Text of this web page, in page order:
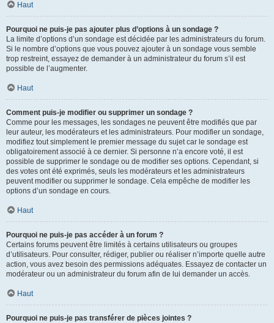
Haut
Pourquoi ne puis-je pas ajouter plus d’options à un sondage ?
La limite d’options d’un sondage est décidée par les administrateurs du forum.
Si le nombre d’options que vous pouvez ajouter à un sondage vous semble
trop restreint, essayez de demander à un administrateur du forum s’il est
possible de l’augmenter.
Haut
Comment puis-je modifier ou supprimer un sondage ?
Comme pour les messages, les sondages ne peuvent être modifiés que par
leur auteur, les modérateurs et les administrateurs. Pour modifier un sondage,
modifiez tout simplement le premier message du sujet car le sondage est
obligatoirement associé à ce dernier. Si personne n’a encore voté, il est
possible de supprimer le sondage ou de modifier ses options. Cependant, si
des votes ont été exprimés, seuls les modérateurs et les administrateurs
peuvent modifier ou supprimer le sondage. Cela empêche de modifier les
options d’un sondage en cours.
Haut
Pourquoi ne puis-je pas accéder à un forum ?
Certains forums peuvent être limités à certains utilisateurs ou groupes
d’utilisateurs. Pour consulter, rédiger, publier ou réaliser n’importe quelle autre
action, vous avez besoin des permissions adéquates. Essayez de contacter un
modérateur ou un administrateur du forum afin de lui demander un accès.
Haut
Pourquoi ne puis-je pas transférer de pièces jointes ?